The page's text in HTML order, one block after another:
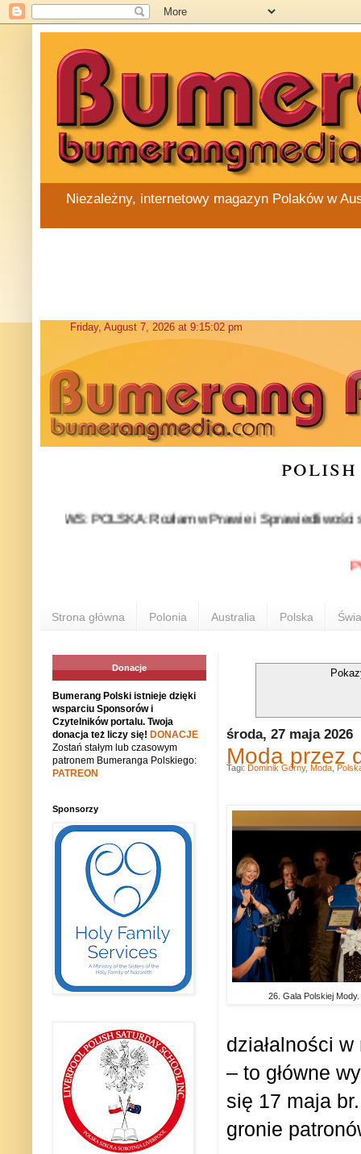
Niezależny, internetowy magazyn Polaków w
NEWS: POLSKA: Rozłam w Prawie i Sprawiedliwości stał
Strona główna Polonia Australia Polska
środa, 27 maja 2026
Moda przez
26. Gala Polskiej
działalności
– to główne
się 17 maja
gronie
Tagi: Dominik Górny, Moda
Donacje
Bumerang Polski istnieje dzięki
wsparciu Sponsorów i
Czytelników portalu. Twoja
donacja też liczy się! DONACJE
Zostań stałym lub czasowym
patronem Bumeranga Polskiego:
PATREON
Sponsorzy